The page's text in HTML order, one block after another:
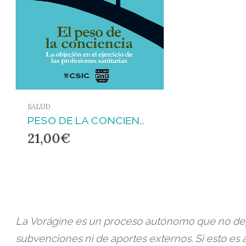
SALUD
21,00€
La Vorágine es un proceso autónomo que no
subvenciones ni de aportes externos. Si esto es